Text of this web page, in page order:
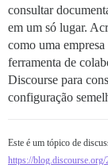
consultar
em um só lugar.
como uma
ferramenta de
Discourse para
configuração
Este é um tópico de
https://